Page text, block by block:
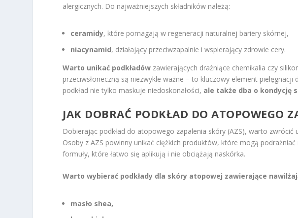
alergicznych. Do najważniejszych składników należą:
ceramidy, które pomagają w regeneracji naturalnej bariery skórnej,
niacynamid, działający przeciwzapalnie i wspierający zdrowie cery.
Warto unikać podkładów zawierających drażniące chemikalia czy
przeciwsłoneczną są niezwykle ważne – to kluczowy element
podkład nie tylko maskuje niedoskonałości, ale także dba o kondycję
JAK DOBRAĆ PODKŁAD DO ATOPOWEGO
Dobierając podkład do atopowego zapalenia skóry (AZS), warto zwrócić
Osoby z AZS powinny unikać ciężkich produktów, które mogą
formuły, które łatwo się aplikują i nie obciążają naskórka.
Warto wybierać podkłady dla skóry atopowej zawierające
masło shea,